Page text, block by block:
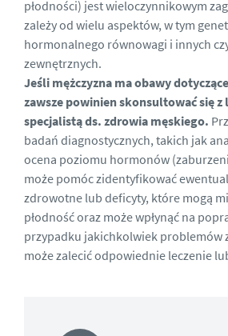
płodności) jest wieloczynnikowym
zależy od wielu aspektów, w tym
hormonalnego równowagi i innych
zewnętrznych.
Jeśli mężczyzna ma obawy
zawsze powinien skonsultować się
specjalistą ds. zdrowia męskiego.
badań diagnostycznych, takich jak
ocena poziomu hormonów
może pomóc zidentyfikować
zdrowotne lub deficyty, które mogą
płodność oraz może wpłynąć na
przypadku jakichkolwiek problemów
może zalecić odpowiednie leczenie